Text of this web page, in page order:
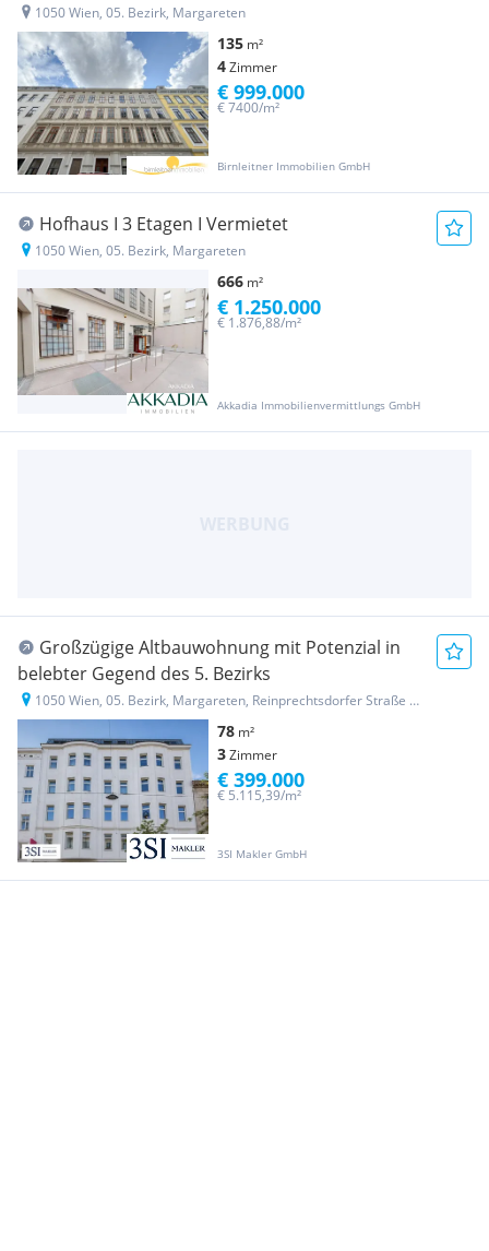
1050 Wien, 05. Bezirk, Margareten
135 m²
4Zimmer
Birnleitner Immobilien GmbH
€ 7400/m²
€ 999.000
Hofhaus I 3 Etagen I Vermietet
1050 Wien, 05. Bezirk, Margareten
666 m²
Akkadia Immobilienvermittlungs GmbH
€ 1.876,88/m²
€ 1.250.000
Großzügige Altbauwohnung mit Potenzial in
belebter Gegend des 5. Bezirks
1050 Wien, 05. Bezirk, Margareten, Reinprechtsdorfer Straße 33
78 m²
3Zimmer
3SI Makler GmbH
€ 5.115,39/m²
€ 399.000